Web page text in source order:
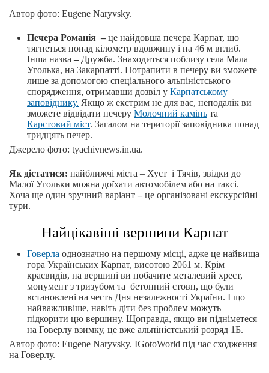
Автор фото: Eugene Naryvsky.
Печера Романія – це найдовша печера Карпат, що
тягнеться понад кілометр вдовжину і на 46 м вглиб.
Інша назва – Дружба. Знаходиться поблизу села Мала
Уголька, на Закарпатті. Потрапити в печеру ви зможете
лише за допомогою спеціального альпіністського
спорядження, отримавши дозвіл у Карпатському
заповіднику. Якщо ж екстрим не для вас, неподалік ви
зможете відвідати печеру Молочний камінь та
Карстовий міст. Загалом на території заповідника понад
тридцять печер.
Джерело фото: tyachivnews.in.ua.
Як дістатися: найближчі міста – Хуст і Тячів, звідки до
Малої Угольки можна доїхати автомобілем або на таксі.
Хоча ще один зручний варіант – це організовані екскурсійні
тури.
Найцікавіші вершини Карпат
Говерла однозначно на першому місці, адже це найвища
гора Українських Карпат, висотою 2061 м. Крім
краєвидів, на вершині ви побачите металевий хрест,
монумент з тризубом та бетонний стовп, що були
встановлені на честь Дня незалежності України. І що
найважливіше, навіть діти без проблем можуть
підкорити цю вершину. Щоправда, якщо ви підніметеся
на Говерлу взимку, це вже альпіністський розряд 1Б.
Автор фото: Eugene Naryvsky. IGotoWorld під час сходження
на Говерлу.